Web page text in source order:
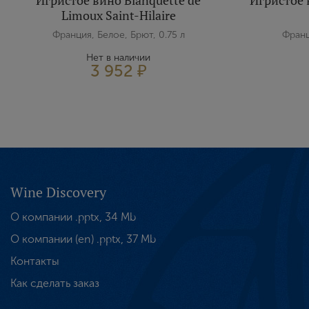
Limoux Saint-Hilaire
Франция, Белое, Брют, 0.75 л
Нет в наличии
3 952 ₽
Wine Discovery
О компании .pptx, 34 Mb
О компании (en) .pptx, 37 Mb
Контакты
Как сделать заказ